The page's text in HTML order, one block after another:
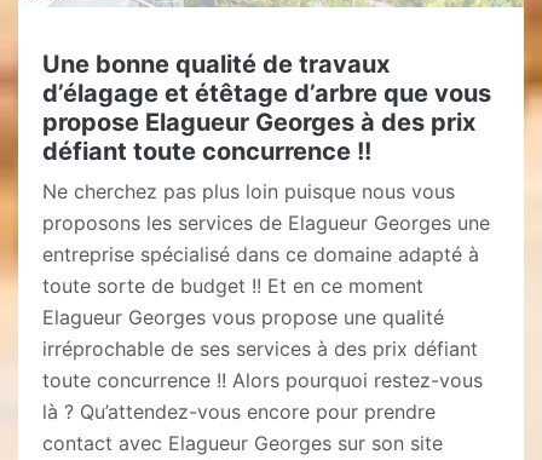
Une bonne qualité de travaux
d’élagage et étêtage d’arbre que vous
propose Elagueur Georges à des prix
défiant toute concurrence !!
Ne cherchez pas plus loin puisque nous vous
proposons les services de Elagueur Georges une
entreprise spécialisé dans ce domaine adapté à
toute sorte de budget !! Et en ce moment
Elagueur Georges vous propose une qualité
irréprochable de ses services à des prix défiant
toute concurrence !! Alors pourquoi restez-vous
là ? Qu’attendez-vous encore pour prendre
contact avec Elagueur Georges sur son site